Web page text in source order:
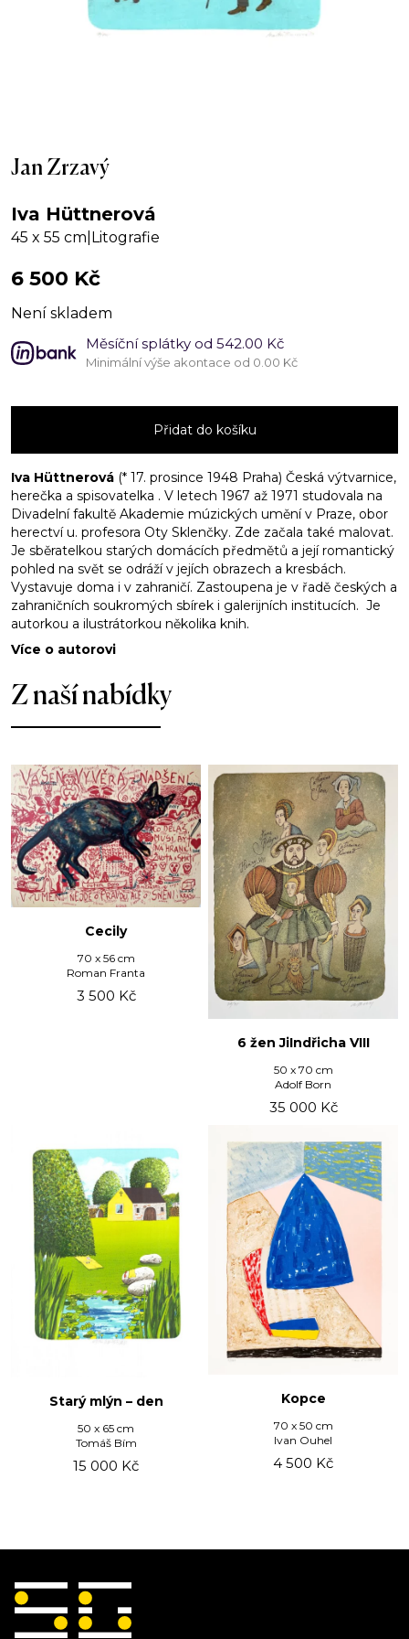
Jan Zrzavý
Iva Hüttnerová
45 x 55 cm Litografie
6 500 Kč
Není skladem
Měsíční splátky od 542.00 Kč
Minimální výše akontace od 0.00 Kč
Přidat do košíku
Iva Hüttnerová (* 17. prosince 1948 Praha) Česká výtvarnice,
herečka a spisovatelka . V letech 1967 až 1971 studovala na
Divadelní fakultě Akademie múzických umění v Praze, obor
herectví u. profesora Oty Sklenčky. Zde začala také malovat.
Je sběratelkou starých domácích předmětů a její romantický
pohled na svět se odráží v jejích obrazech a kresbách.
Vystavuje doma i v zahraničí. Zastoupena je v řadě českých a
zahraničních soukromých sbírek i galerijních institucích. Je
autorkou a ilustrátorkou několika knih.
Více o autorovi
Z naší nabídky
Cecily
70 x 56 cm
Roman Franta
3 500 Kč
6 žen JiIndřicha VIII
50 x 70 cm
Adolf Born
35 000 Kč
Starý mlýn – den
50 x 65 cm
Tomáš Bím
15 000 Kč
Kopce
70 x 50 cm
Ivan Ouhel
4 500 Kč